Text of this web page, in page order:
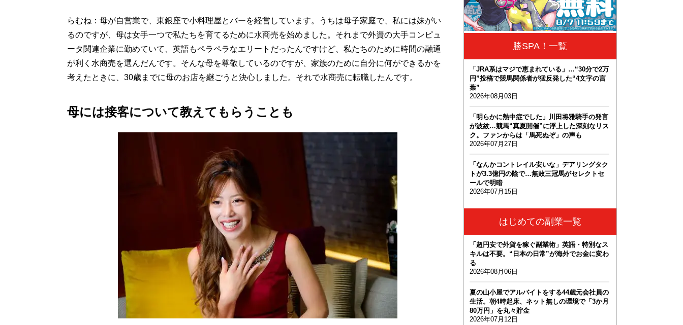
らむね：母が自営業で、東銀座で小料理屋とバーを経営しています。うちは母子家庭で、私には妹がい
るのですが、母は女手一つで私たちを育てるために水商売を始めました。それまで外資の大手コンピュ
ータ関連企業に勤めていて、英語もペラペラなエリートだったんですけど、私たちのために時間の融通
が利く水商売を選んだんです。そんな母を尊敬しているのですが、家族のために自分に何ができるかを
考えたときに、30歳までに母のお店を継ごうと決心しました。それで水商売に転職したんです。
母には接客について教えてもらうことも
勝SPA！一覧
「JRA系はマジで恵まれている」…“30分で2万
円”投稿で競馬関係者が猛反発した“4文字の言
葉”
2026年08月03日
「明らかに熱中症でした」川田将雅騎手の発言
が波紋…競馬“真夏開催”に浮上した深刻なリス
ク。ファンからは「馬死ぬぞ」の声も
2026年07月27日
「なんかコントレイル安いな」デアリングタク
トが3.3億円の陰で…無敗三冠馬がセレクトセ
ールで明暗
2026年07月15日
はじめての副業一覧
「超円安で外貨を稼ぐ副業術」英語・特別なス
キルは不要。“日本の日常”が海外でお金に変わ
る
2026年08月06日
夏の山小屋でアルバイトをする44歳元会社員の
生活。朝4時起床、ネット無しの環境で「3か月
80万円」を丸々貯金
2026年07月12日